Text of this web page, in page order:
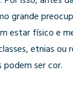
grande
estar físico e
etnias ou
ser cor.